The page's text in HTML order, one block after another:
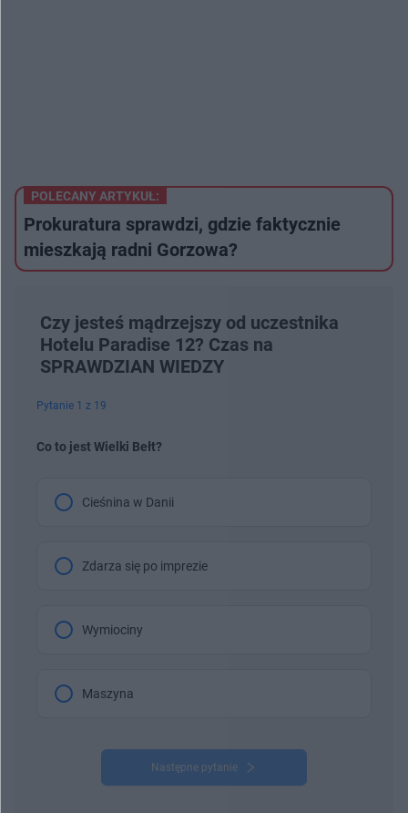
POLECANY ARTYKUŁ:
Prokuratura sprawdzi, gdzie faktycznie
mieszkają radni Gorzowa?
Czy jesteś mądrzejszy od uczestnika
Hotelu Paradise 12? Czas na
SPRAWDZIAN WIEDZY
Pytanie 1 z 19
Co to jest Wielki Bełt?
Cieśnina w Danii
Zdarza się po imprezie
Wymiociny
Maszyna
Następne pytanie